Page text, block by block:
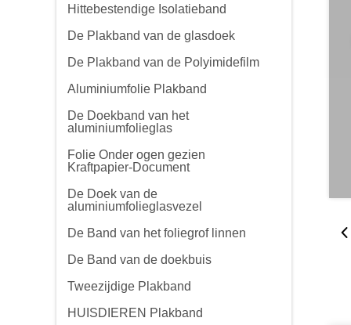
Hittebestendige Isolatieband
De Plakband van de glasdoek
De Plakband van de Polyimidefilm
Aluminiumfolie Plakband
De Doekband van het
aluminiumfolieglas
Folie Onder ogen gezien
Kraftpapier-Document
De Doek van de
aluminiumfolieglasvezel
De Band van het foliegrof linnen
De Band van de doekbuis
Tweezijdige Plakband
HUISDIEREN Plakband